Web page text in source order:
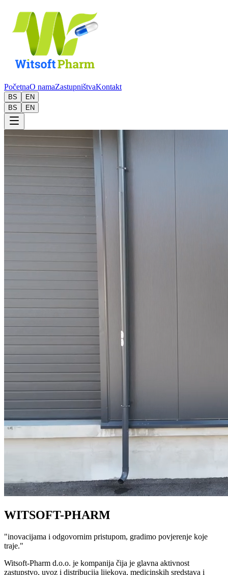
PočetnaO namaZastupništvaKontakt
BS
EN
BS
EN
WITSOFT-PHARM
"inovacijama i odgovornim pristupom, gradimo povjerenje koje
traje."
Witsoft-Pharm d.o.o. je kompanija čija je glavna aktivnost
zastupstvo, uvoz i distribucija lijekova, medicinskih sredstava i